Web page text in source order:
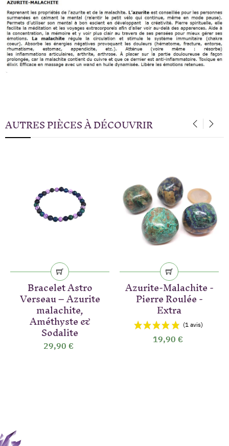
AUTRES PIÈCES À DÉCOUVRIR
Bracelet Astro
Verseau – Azurite
malachite,
Améthyste &
Sodalite
29,90 €
Azurite-Malachite -
Pierre Roulée -
Extra
19,90 €